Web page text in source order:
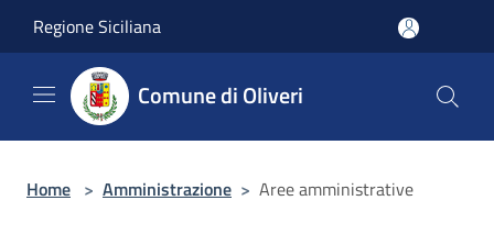
Regione Siciliana
Comune di Oliveri
Home > Amministrazione > Aree amministrative